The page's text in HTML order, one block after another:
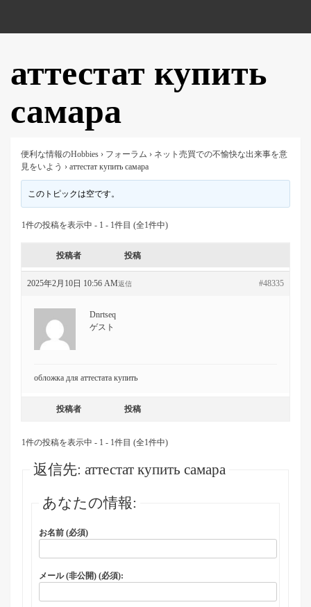
аттестат купить
самара
便利な情報のHobbies › フォーラム › ネット売買での不愉快な出来事を意
見をいよう › аттестат купить самара
このトピックは空です。
1件の投稿を表示中 - 1 - 1件目 (全1件中)
投稿者 投稿
2025年2月10日 10:56 AM #48335
返信
Dnrtseq
ゲスト
обложка для аттестата купить
投稿者 投稿
1件の投稿を表示中 - 1 - 1件目 (全1件中)
返信先: аттестат купить самара
あなたの情報:
お名前 (必須)
メール (非公開) (必須):